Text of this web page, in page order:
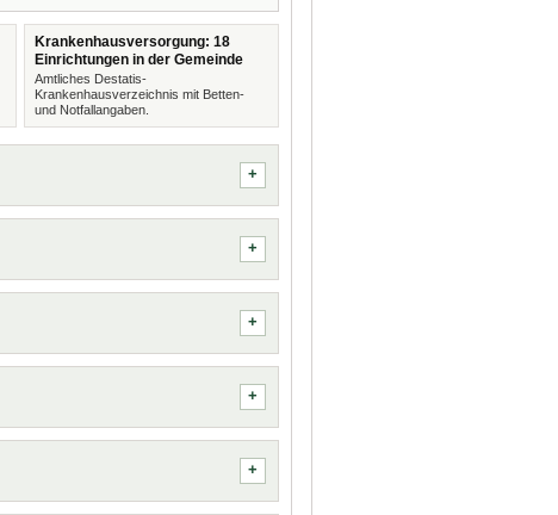
Krankenhausversorgung: 18
Einrichtungen in der Gemeinde
Amtliches Destatis-
Krankenhausverzeichnis mit Betten-
und Notfallangaben.